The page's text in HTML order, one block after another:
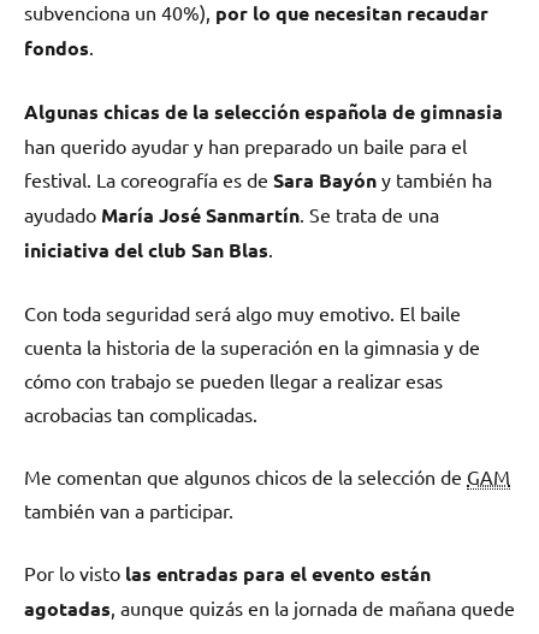
subvenciona un 40%), por lo que necesitan recaudar
fondos
Algunas chicas de la selección española de gimnasia
han querido ayudar y han preparado un baile para el
festival. La coreografía es de Sara Bayón y también ha
ayudado María José Sanmartín . Se trata de una
iniciativa del club San Blas
Con toda seguridad será algo muy emotivo. El baile
cuenta la historia de la superación en la gimnasia y de
cómo con trabajo se pueden llegar a realizar esas
acrobacias tan complicadas.
Me comentan que algunos chicos de la selección de GAM
también van a participar.
Por lo visto las entradas para el evento están
agotadas , aunque quizás en la jornada de mañana quede